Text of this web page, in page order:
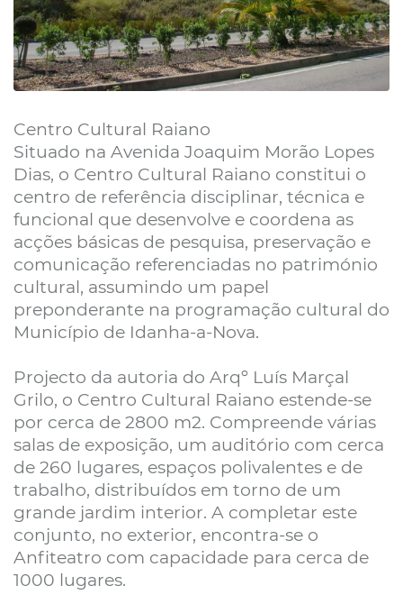
Centro Cultural Raiano
Situado na Avenida Joaquim Morão Lopes
Dias, o Centro Cultural Raiano constitui o
centro de referência disciplinar, técnica e
funcional que desenvolve e coordena as
acções básicas de pesquisa, preservação e
comunicação referenciadas no património
cultural, assumindo um papel
preponderante na programação cultural do
Município de Idanha-a-Nova.
Projecto da autoria do Arqº Luís Marçal
Grilo, o Centro Cultural Raiano estende-se
por cerca de 2800 m2. Compreende várias
salas de exposição, um auditório com cerca
de 260 lugares, espaços polivalentes e de
trabalho, distribuídos em torno de um
grande jardim interior. A completar este
conjunto, no exterior, encontra-se o
Anfiteatro com capacidade para cerca de
1000 lugares.